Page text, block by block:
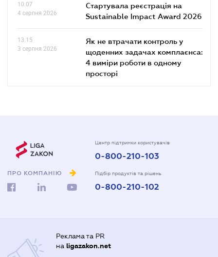
10.07
4 серпня 2026
Стартувала реєстрація на
Sustainable Impact Award 2026
13.15
3 серпня 2026
Як не втрачати контроль у
щоденних задачах комплаєнса:
4 виміри роботи в одному
просторі
ПРО КОМПАНІЮ
Центр підтримки користувачів
0-800-210-103
Підбір продуктів та рішень
0-800-210-102
Реклама та PR
на ligazakon.net